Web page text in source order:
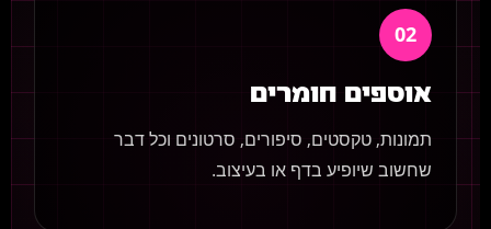
02
אוספים חומרים
תמונות, טקסטים, סיפורים, סרטונים וכל דבר
שחשוב שיופיע בדף או בעיצוב.